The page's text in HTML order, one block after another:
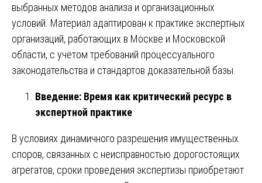
выбранных методов анализа и организационных
условий. Материал адаптирован к практике экспертных
организаций, работающих в Москве и Московской
области, с учётом требований процессуального
законодательства и стандартов доказательной базы.
Введение: Время как критический ресурс в
экспертной практике
В условиях динамичного разрешения имущественных
споров, связанных с неисправностью дорогостоящих
агрегатов, сроки проведения экспертизы приобретают